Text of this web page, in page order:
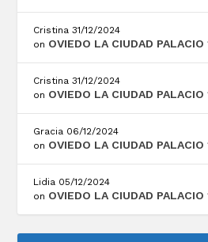
Cristina 31/12/2024
on OVIEDO LA CIUDAD
Cristina 31/12/2024
on OVIEDO LA CIUDAD
Gracia 06/12/2024
on OVIEDO LA CIUDAD
Lidia 05/12/2024
on OVIEDO LA CIUDAD